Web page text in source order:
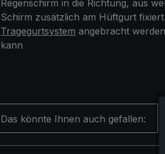
Regenschirm in die Richtung, aus
Schirm zusätzlich am Hüftgurt
Tragegurtsystem angebracht
kann
Das könnte Ihnen auch gefallen: